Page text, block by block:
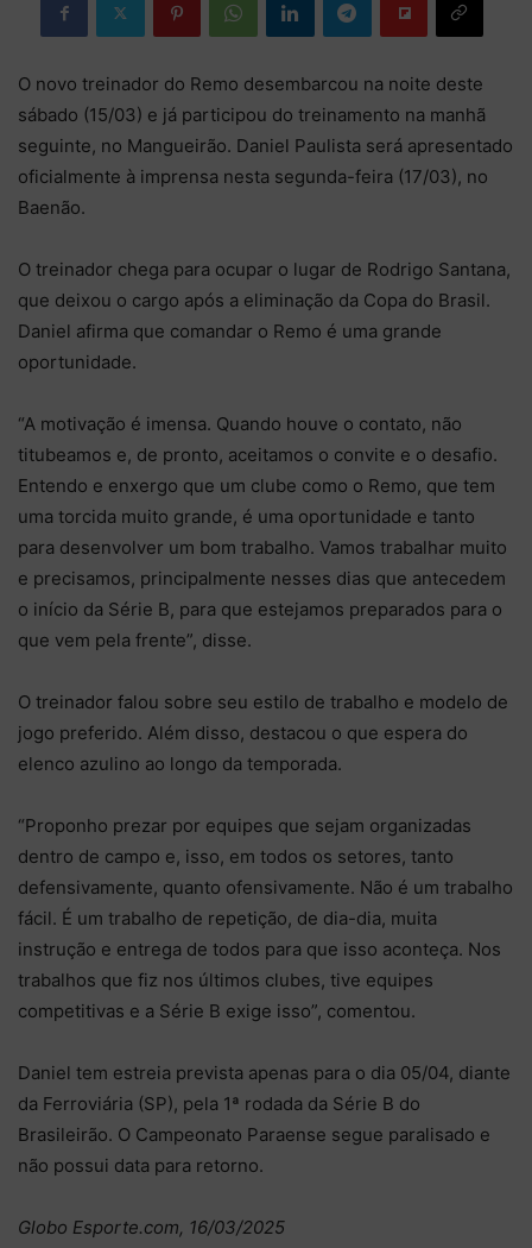
O novo treinador do Remo desembarcou na noite deste
sábado (15/03) e já participou do treinamento na manhã
seguinte, no Mangueirão. Daniel Paulista será apresentado
oficialmente à imprensa nesta segunda-feira (17/03), no
Baenão.
O treinador chega para ocupar o lugar de Rodrigo Santana,
que deixou o cargo após a eliminação da Copa do Brasil.
Daniel afirma que comandar o Remo é uma grande
oportunidade.
“A motivação é imensa. Quando houve o contato, não
titubeamos e, de pronto, aceitamos o convite e o desafio.
Entendo e enxergo que um clube como o Remo, que tem
uma torcida muito grande, é uma oportunidade e tanto
para desenvolver um bom trabalho. Vamos trabalhar muito
e precisamos, principalmente nesses dias que antecedem
o início da Série B, para que estejamos preparados para o
que vem pela frente”, disse.
O treinador falou sobre seu estilo de trabalho e modelo de
jogo preferido. Além disso, destacou o que espera do
elenco azulino ao longo da temporada.
“Proponho prezar por equipes que sejam organizadas
dentro de campo e, isso, em todos os setores, tanto
defensivamente, quanto ofensivamente. Não é um trabalho
fácil. É um trabalho de repetição, de dia-dia, muita
instrução e entrega de todos para que isso aconteça. Nos
trabalhos que fiz nos últimos clubes, tive equipes
competitivas e a Série B exige isso”, comentou.
Daniel tem estreia prevista apenas para o dia 05/04, diante
da Ferroviária (SP), pela 1ª rodada da Série B do
Brasileirão. O Campeonato Paraense segue paralisado e
não possui data para retorno.
Globo Esporte.com, 16/03/2025